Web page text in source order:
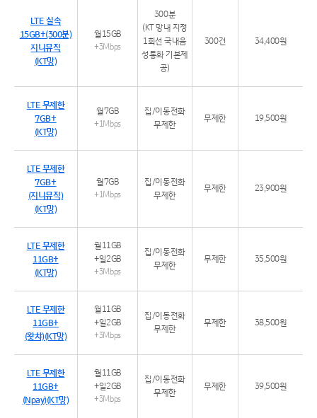
LTE 실속
15GB+(300분)
지니뮤직
(KT망)
월15GB
+3Mbps
300분
(KT 망내 지정
1회선 국내음
성통화 기본제
공)
300건 34,400원
LTE 무제한
7GB+
(KT망)
월7GB
+1Mbps
집/이동전화
무제한
무제한 19,500원
LTE 무제한
7GB+
(지니뮤직)
(KT망)
월7GB
+1Mbps
집/이동전화
무제한
무제한 23,900원
LTE 무제한
11GB+
(KT망)
월11GB
+일2GB
+3Mbps
집/이동전화
무제한
무제한 35,500원
LTE 무제한
11GB+
(왓챠)(KT망)
월11GB
+일2GB
+3Mbps
집/이동전화
무제한
무제한 38,500원
LTE 무제한
11GB+
(Npay)(KT망)
월11GB
+일2GB
+3Mbps
집/이동전화
무제한
무제한 39,500원